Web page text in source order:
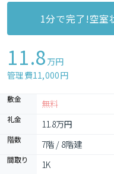
1分で完了!空室
11.8 万円
管理費11,000円
敷金 無料
礼金 11.8万円
階数 7階 / 8階建
間取り 1K